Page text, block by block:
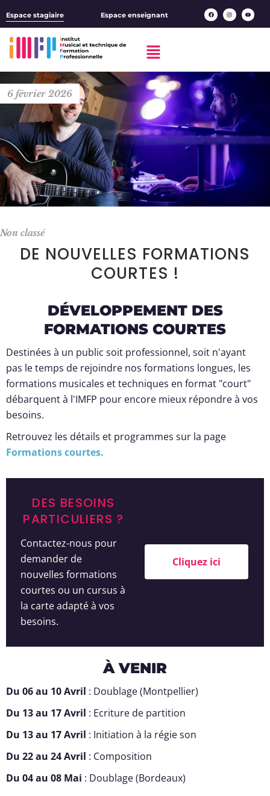
Espace stagiaire Espace enseignant
6 février 2026
Non classé
DE NOUVELLES FORMATIONS
COURTES !
DÉVELOPPEMENT DES
FORMATIONS COURTES
Destinées à un public soit professionnel, soit n'ayant
pas le temps de rejoindre nos formations longues, les
formations musicales et techniques en format "court"
débarquent à l'IMFP pour encore mieux répondre à vos
besoins.
Retrouvez les détails et programmes sur la page
Formations courtes.
DES BESOINS
PARTICULIERS ?
Contactez-nous pour
demander de
nouvelles formations
courtes ou un cursus à
la carte adapté à vos
besoins.
Cliquez ici
À VENIR
Du 06 au 10 Avril : Doublage (Montpellier)
Du 13 au 17 Avril : Ecriture de partition
Du 13 au 17 Avril : Initiation à la régie son
Du 22 au 24 Avril : Composition
Du 04 au 08 Mai : Doublage (Bordeaux)